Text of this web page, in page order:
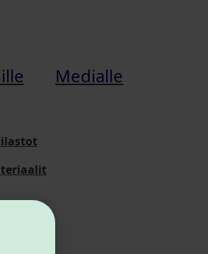
Medialle